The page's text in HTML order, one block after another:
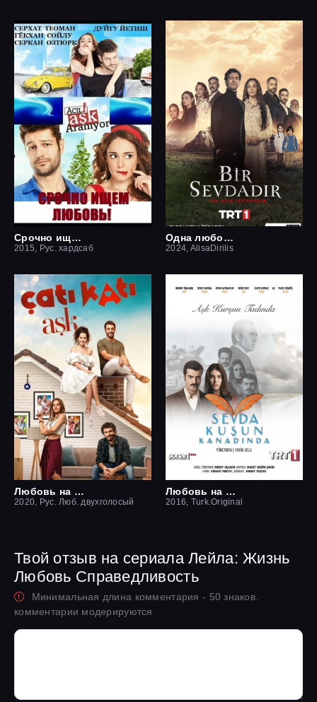
Срочно ищем любовь
2015, Рус. хардсаб
Одна любовь
2024, AlisaDirilis
Любовь на крыше / Чердак любви
2020, Рус. Люб. двухголосый
Любовь на крыльях птицы
2016, Turk.Original
Твой отзыв на сериала Лейла: Жизнь
Любовь Справедливость
Минимальная длина комментария - 50 знаков.
комментарии модерируются